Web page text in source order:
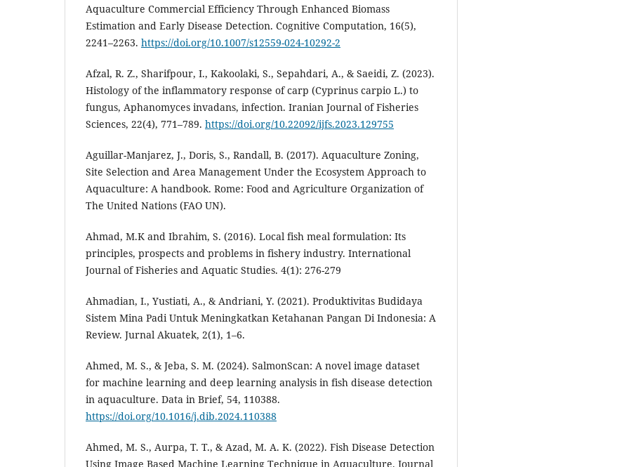
Aquaculture Commercial Efficiency Through Enhanced Biomass
Estimation and Early Disease Detection. Cognitive Computation, 16(5),
2241–2263. https://doi.org/10.1007/s12559-024-10292-2
Afzal, R. Z., Sharifpour, I., Kakoolaki, S., Sepahdari, A., & Saeidi, Z. (2023).
Histology of the inflammatory response of carp (Cyprinus carpio L.) to
fungus, Aphanomyces invadans, infection. Iranian Journal of Fisheries
Sciences, 22(4), 771–789. https://doi.org/10.22092/ijfs.2023.129755
Aguillar-Manjarez, J., Doris, S., Randall, B. (2017). Aquaculture Zoning,
Site Selection and Area Management Under the Ecosystem Approach to
Aquaculture: A handbook. Rome: Food and Agriculture Organization of
The United Nations (FAO UN).
Ahmad, M.K and Ibrahim, S. (2016). Local fish meal formulation: Its
principles, prospects and problems in fishery industry. International
Journal of Fisheries and Aquatic Studies. 4(1): 276-279
Ahmadian, I., Yustiati, A., & Andriani, Y. (2021). Produktivitas Budidaya
Sistem Mina Padi Untuk Meningkatkan Ketahanan Pangan Di Indonesia: A
Review. Jurnal Akuatek, 2(1), 1–6.
Ahmed, M. S., & Jeba, S. M. (2024). SalmonScan: A novel image dataset
for machine learning and deep learning analysis in fish disease detection
in aquaculture. Data in Brief, 54, 110388.
https://doi.org/10.1016/j.dib.2024.110388
Ahmed, M. S., Aurpa, T. T., & Azad, M. A. K. (2022). Fish Disease Detection
Using Image Based Machine Learning Technique in Aquaculture. Journal